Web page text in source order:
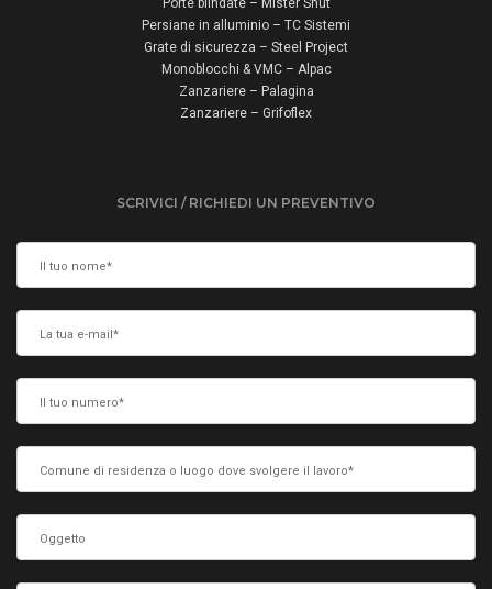
Porte blindate – Mister Shut
Persiane in alluminio – TC Sistemi
Grate di sicurezza – Steel Project
Monoblocchi & VMC – Alpac
Zanzariere – Palagina
Zanzariere – Grifoflex
SCRIVICI / RICHIEDI UN PREVENTIVO